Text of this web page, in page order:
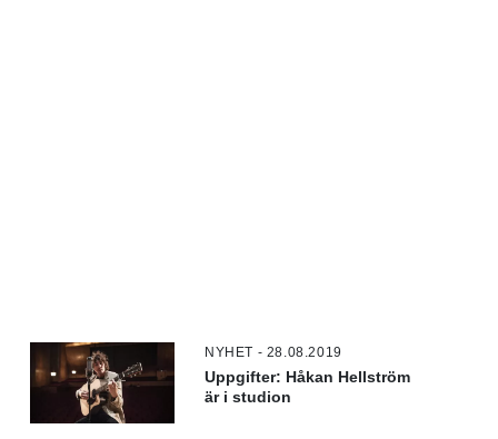
NYHET - 28.08.2019
Uppgifter: Håkan Hellström
är i studion